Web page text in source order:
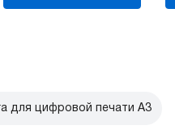
для цифровой печати A3